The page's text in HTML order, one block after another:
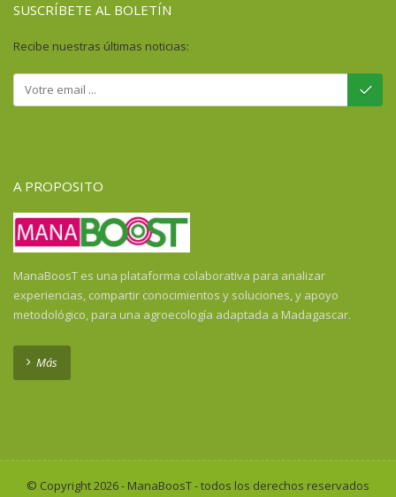
SUSCRÍBETE AL BOLETÍN
Recibe nuestras últimas noticias:
A PROPOSITO
ManaBoosT es una plataforma colaborativa para analizar
experiencias, compartir conocimientos y soluciones, y apoyo
metodológico, para una agroecología adaptada a Madagascar.
Más
© Copyright 2026 - ManaBoosT - todos los derechos reservados